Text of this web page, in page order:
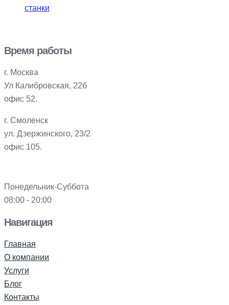
станки
Время работы
г. Москва
Ул Калибровская, 22б
офис 52.
г. Смоленск
ул. Дзержинского, 23/2
офис 105.
Понедельник-Суббота
08:00 - 20:00
Навигация
Главная
О компании
Услуги
Блог
Контакты